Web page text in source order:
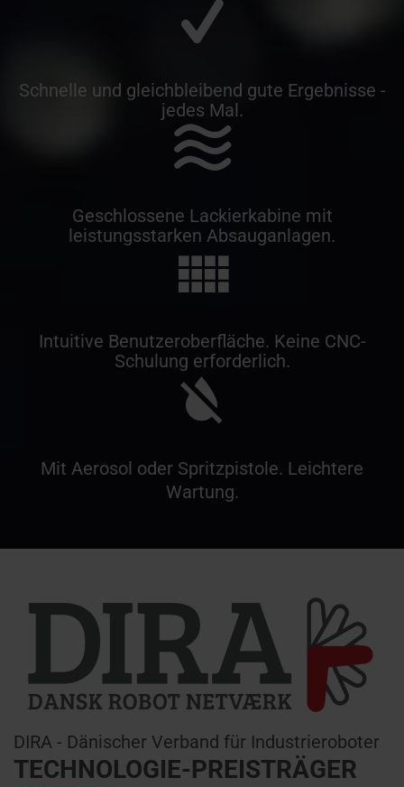
Schnelle und gleichbleibend gute Ergebnisse -
jedes Mal.
Geschlossene Lackierkabine mit
leistungsstarken Absauganlagen.
Intuitive Benutzeroberfläche. Keine CNC-
Schulung erforderlich.
Mit Aerosol oder Spritzpistole. Leichtere
Wartung.
DIRA - Dänischer Verband für Industrieroboter
TECHNOLOGIE-PREISTRÄGER